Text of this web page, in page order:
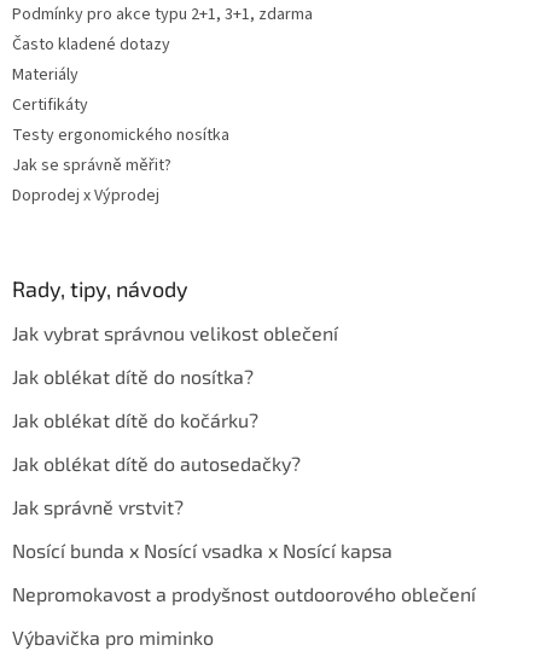
Podmínky pro akce typu 2+1, 3+1, zdarma
Často kladené dotazy
Materiály
Certifikáty
Testy ergonomického nosítka
Jak se správně měřit?
Doprodej x Výprodej
Rady, tipy, návody
Jak vybrat správnou velikost oblečení
Jak oblékat dítě do nosítka?
Jak oblékat dítě do kočárku?
Jak oblékat dítě do autosedačky?
Jak správně vrstvit?
Nosící bunda x Nosící vsadka x Nosící kapsa
Nepromokavost a prodyšnost outdoorového oblečení
Výbavička pro miminko